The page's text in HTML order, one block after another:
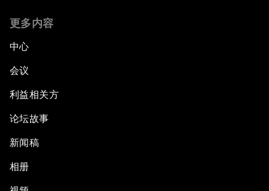
更多内容
中心
会议
利益相关方
论坛故事
新闻稿
相册